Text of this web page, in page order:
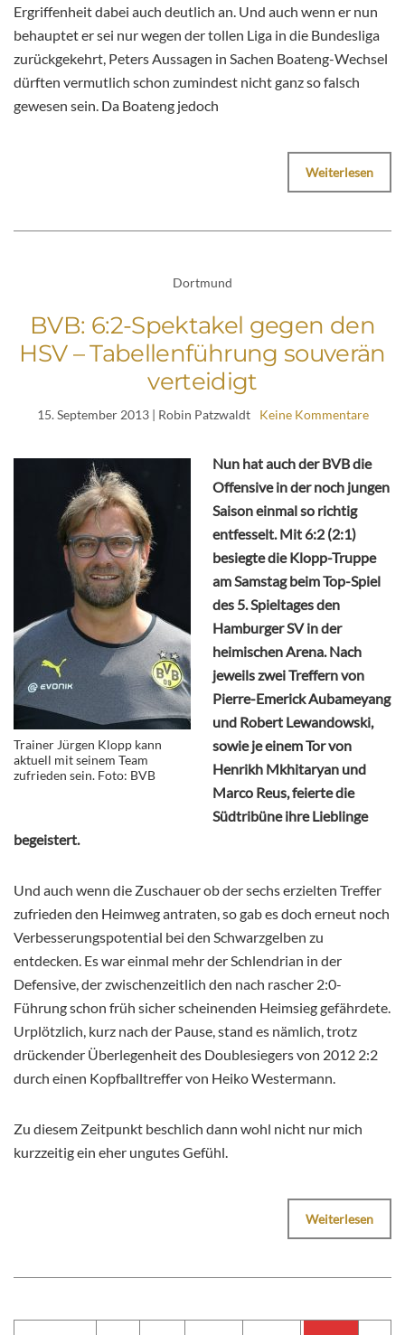
Ergriffenheit dabei auch deutlich an. Und auch wenn er nun
behauptet er sei nur wegen der tollen Liga in die Bundesliga
zurückgekehrt, Peters Aussagen in Sachen Boateng-Wechsel
dürften vermutlich schon zumindest nicht ganz so falsch
gewesen sein. Da Boateng jedoch
Weiterlesen
Dortmund
BVB: 6:2-Spektakel gegen den
HSV – Tabellenführung souverän
verteidigt
15. September 2013| Robin Patzwaldt Keine Kommentare
Trainer Jürgen Klopp kann
aktuell mit seinem Team
zufrieden sein. Foto: BVB
Nun hat auch der BVB die
Offensive in der noch jungen
Saison einmal so richtig
entfesselt. Mit 6:2 (2:1)
besiegte die Klopp-Truppe
am Samstag beim Top-Spiel
des 5. Spieltages den
Hamburger SV in der
heimischen Arena. Nach
jeweils zwei Treffern von
Pierre-Emerick Aubameyang
und Robert Lewandowski,
sowie je einem Tor von
Henrikh Mkhitaryan und
Marco Reus, feierte die
Südtribüne ihre Lieblinge
begeistert.
Und auch wenn die Zuschauer ob der sechs erzielten Treffer
zufrieden den Heimweg antraten, so gab es doch erneut noch
Verbesserungspotential bei den Schwarzgelben zu
entdecken. Es war einmal mehr der Schlendrian in der
Defensive, der zwischenzeitlich den nach rascher 2:0-
Führung schon früh sicher scheinenden Heimsieg gefährdete.
Urplötzlich, kurz nach der Pause, stand es nämlich, trotz
drückender Überlegenheit des Doublesiegers von 2012 2:2
durch einen Kopfballtreffer von Heiko Westermann.
Zu diesem Zeitpunkt beschlich dann wohl nicht nur mich
kurzzeitig ein eher ungutes Gefühl.
Weiterlesen